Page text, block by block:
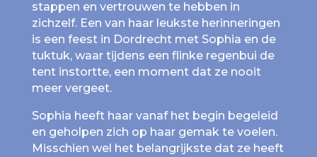
stappen en vertrouwen te hebben in
zichzelf. Een van haar leukste herinneringen
is een feest in Dordrecht met Sophia en de
tuktuk, waar tijdens een flinke regenbui de
tent instortte, een moment dat ze nooit
meer vergeet.
Sophia heeft haar vanaf het begin begeleid
en geholpen zich op haar gemak te voelen.
Misschien wel het belangrijkste dat ze heeft